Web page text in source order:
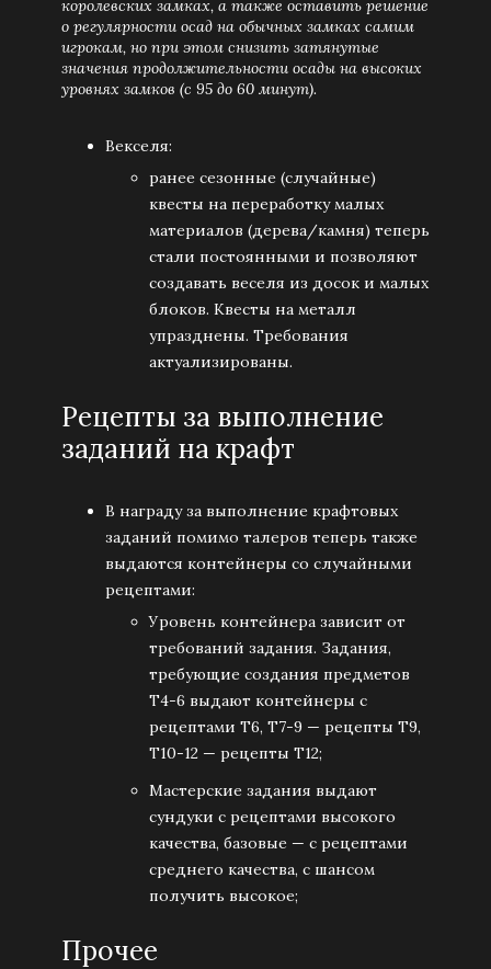
королевских замках, а также оставить решение
о регулярности осад на обычных замках самим
игрокам, но при этом снизить затянутые
значения продолжительности осады на высоких
уровнях замков (с 95 до 60 минут).
Векселя:
ранее сезонные (случайные)
квесты на переработку малых
материалов (дерева/камня) теперь
стали постоянными и позволяют
создавать веселя из досок и малых
блоков. Квесты на металл
упразднены. Требования
актуализированы.
Рецепты за выполнение
заданий на крафт
В награду за выполнение крафтовых
заданий помимо талеров теперь также
выдаются контейнеры со случайными
рецептами:
Уровень контейнера зависит от
требований задания. Задания,
требующие создания предметов
Т4-6 выдают контейнеры с
рецептами Т6, Т7-9 — рецепты Т9,
Т10-12 — рецепты Т12;
Мастерские задания выдают
сундуки с рецептами высокого
качества, базовые — с рецептами
среднего качества, с шансом
получить высокое;
Прочее